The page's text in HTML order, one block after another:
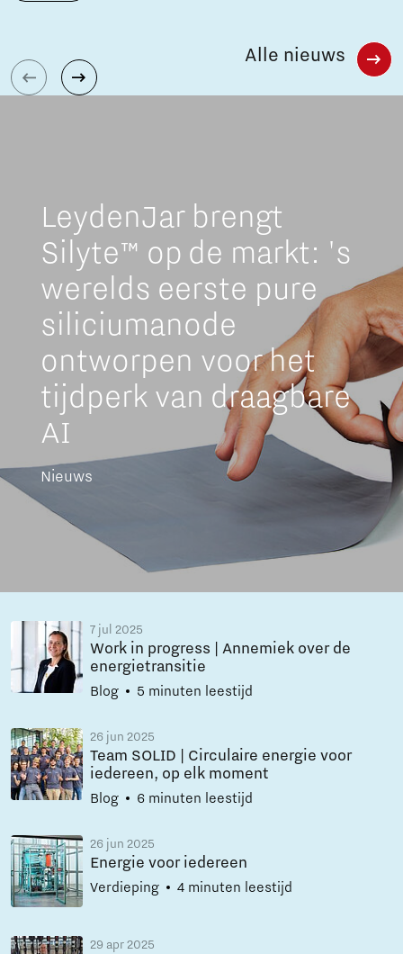
LeydenJar brengt
Silyte™ op de markt: 's
werelds eerste pure
siliciumanode
ontworpen voor het
tijdperk van draagbare
AI
Nieuws
7 jul 2025
Work in progress | Annemiek over de
energietransitie
Blog 5 minuten leestijd
26 jun 2025
Team SOLID | Circulaire energie voor
iedereen, op elk moment
Blog 6 minuten leestijd
26 jun 2025
Energie voor iedereen
Verdieping 4 minuten leestijd
29 apr 2025
Alle nieuws